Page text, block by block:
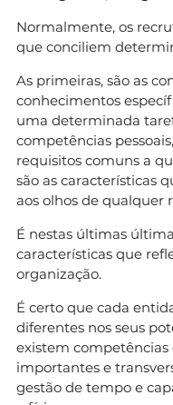
Normalmente, os
que conciliem
As primeiras, são as
conhecimentos
uma determinada
competências
requisitos comuns a
são as características
aos olhos de qualquer
É nestas últimas
características que
organização.
É certo que cada
diferentes nos seus
existem competências
importantes e
gestão de tempo e